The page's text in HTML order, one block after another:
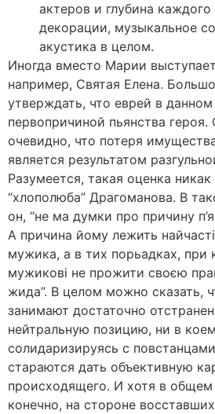
актеров и глубина
декорации, музыкальное
акустика в целом.
Иногда вместо Марии
например, Святая Елена.
утверждать, что еврей в данном
первопричиной пьянства
очевидно, что потеря
является результатом
Разумеется, такая оценка
“хлополюба” Драгоманова. В
он, “не ма думки про причину
А причина йому лежить
мужика, а в тих порьадках, при
мужикові не прожити своєю
жида”. В целом можно сказать,
занимают достаточно
нейтральную позицию, ни в
солидаризируясь с
стараются дать объективную
происходящего. И хотя в
конечно, на стороне